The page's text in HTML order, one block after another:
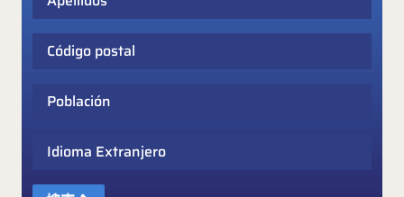
Código postal
Población
Idioma Extranjero